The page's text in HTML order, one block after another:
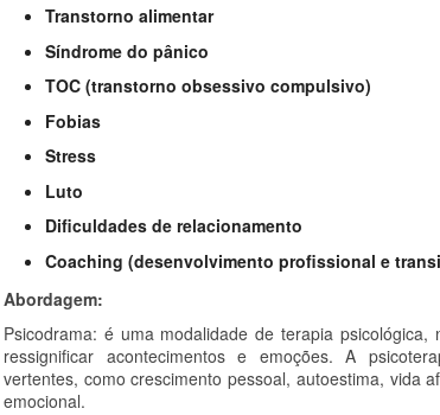
Transtorno alimentar
Síndrome do pânico
TOC (transtorno obsessivo compulsivo)
Fobias
Stress
Luto
Dificuldades de relacionamento
Coaching (desenvolvimento profissional e
Abordagem:
Psicodrama: é uma modalidade de terapia
ressignificar acontecimentos e emoções. A
vertentes, como crescimento pessoal, autoestima, vida
emocional.